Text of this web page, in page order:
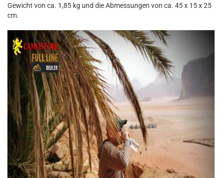
Gewicht von ca. 1,85 kg und die Abmessungen von ca. 45 x 15 x 25
cm.